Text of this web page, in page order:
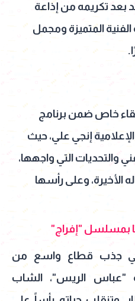
تكريمه من إذاعة
المتميزة ومجمل
خاص ضمن برنامج
إنجي علي، حيث
والتحديات التي واجهها،
الأخيرة، وعلى رأسها
بمسلسل "إفراج"
جذب قطاع واسع من
الريس"، الشاب